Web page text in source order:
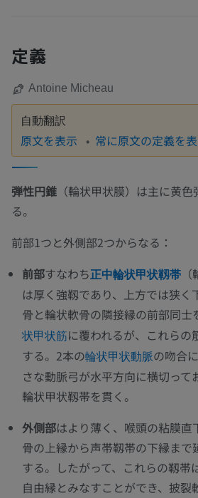
定義
Antoine Micheau
自動翻訳
原文を表示 常に原文の定義を
弾性円錐 （輪状甲状膜）は主に黄
る。
前部1つと外側部2つからなる：
前部すなわち正中輪状甲状靱帯
は厚く強靱であり、上方では狭く
骨と輪状軟骨の隣接縁の前部同士
状甲状筋に覆われるが、これらの
する。2本の輪状甲状動脈の吻合
さな動脈弓が水平方向に横切って
輪状甲状靱帯を貫く。
外側部はより薄く、喉頭の粘膜
骨の上縁から声帯靱帯の下縁ま
する。したがって、これらの靱帯
自由縁とみなすことができ、披裂